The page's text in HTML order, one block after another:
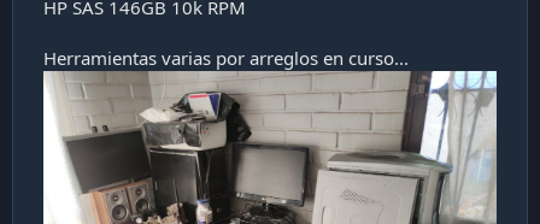
HP SAS 146GB 10k RPM
Herramientas varias por arreglos en curso...